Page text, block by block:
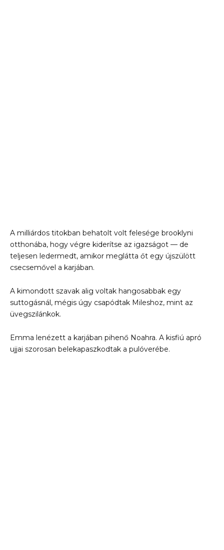
A milliárdos titokban behatolt volt felesége brooklyni
otthonába, hogy végre kiderítse az igazságot — de
teljesen ledermedt, amikor meglátta őt egy újszülött
csecsemővel a karjában.
A kimondott szavak alig voltak hangosabbak egy
suttogásnál, mégis úgy csapódtak Mileshoz, mint az
üvegszilánkok.
Emma lenézett a karjában pihenő Noahra. A kisfiú apró
ujjai szorosan belekapaszkodtak a pulóverébe.